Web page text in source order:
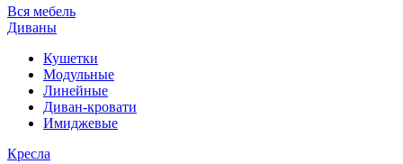
Вся мебель
Диваны
Кушетки
Модульные
Линейные
Диван-кровати
Имиджевые
Кресла